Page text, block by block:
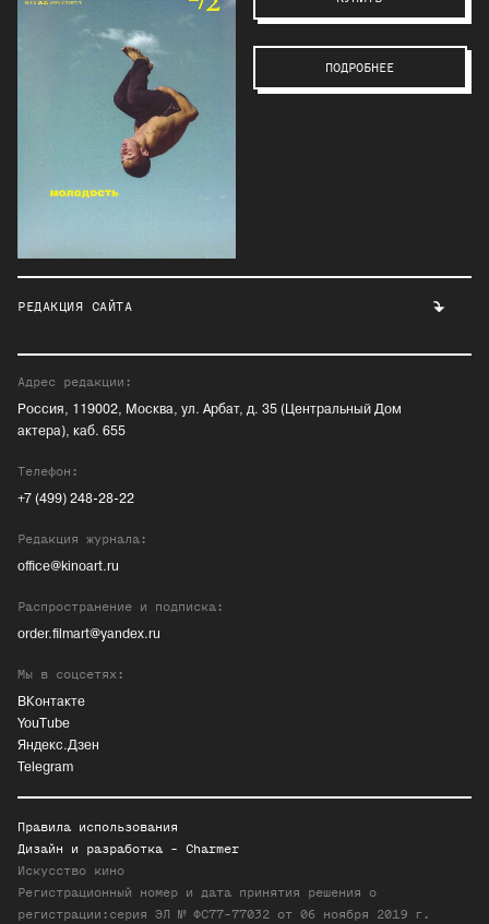
ПОДРОБНЕЕ
РЕДАКЦИЯ САЙТА
Адрес редакции:
Россия, 119002, Москва, ул. Арбат, д. 35 (Центральный Дом
актера), каб. 655
Телефон:
+7 (499) 248-28-22
Редакция журнала:
office@kinoart.ru
Распространение и подписка:
order.filmart@yandex.ru
Мы в соцсетях:
ВКонтакте
YouTube
Яндекс.Дзен
Telegram
Правила использования
Дизайн и разработка - Charmer
Искусство кино
Регистрационный номер и дата принятия решения о
регистрации:серия ЭЛ № ФС77-77032 от 06 ноября 2019 г.